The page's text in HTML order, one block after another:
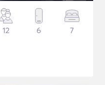
12 6 7